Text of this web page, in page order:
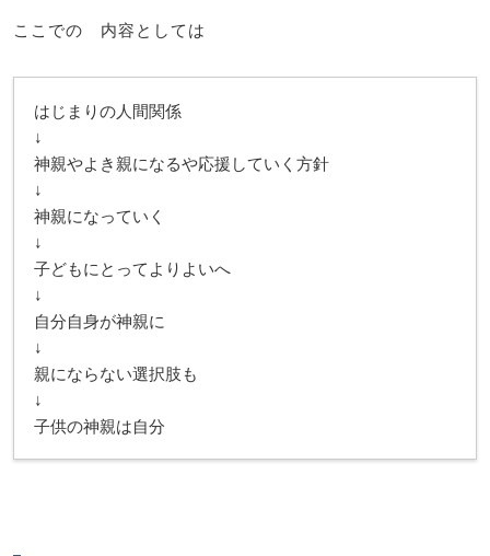
ここでの 内容としては
はじまりの人間関係
↓
神親やよき親になるや応援していく方針
↓
神親になっていく
↓
子どもにとってよりよいへ
↓
自分自身が神親に
↓
親にならない選択肢も
↓
子供の神親は自分